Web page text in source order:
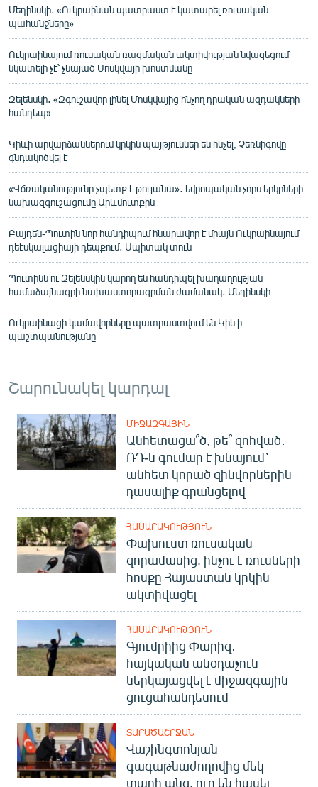
Մեդինսկի․ «Ուկրաինան պատրաստ է կատարել ռուսական
պահանջները»
Ուկրաինայում ռուսական ռազմական ակտիվության նվազեցում
նկատելի չէ՝ չնայած Մոսկվայի խոստմանը
Զելենսկի․ «Զգուշավոր լինել Մոսկվայից հնչող դրական ազդակների
հանդեպ»
Կիևի արվարձաններում կրկին պայթյուններ են հնչել, Չեռնիգովը
գնդակոծվել է
«Վճռականությունը չպետք է թուլանա»․ եվրոպական չորս երկրների
նախազգուշացումը Արևմուտքին
Բայդեն-Պուտին նոր հանդիպում հնարավոր է միայն Ուկրաինայում
դեէսկալացիայի դեպքում․ Սպիտակ տուն
Պուտինն ու Զելենսկին կարող են հանդիպել խաղաղության
համաձայնագրի նախաստորագրման ժամանակ․ Մեդինսկի
Ուկրաինացի կամավորները պատրաստվում են Կիևի
պաշտպանությանը
Շարունակել կարդալ
ՄԻՋԱԶԳԱՅԻՆ
Անհետացա՞ծ, թե՞ զոհված․
ՌԴ-ն գումար է խնայում՝
անհետ կորած զինվորներին
դասալիք գրանցելով
ՀԱՍԱՐԱԿՈՒԹՅՈՒՆ
Փախուստ ռուսական
զորամասից. ինչու է ռուսների
հոսքը Հայաստան կրկին
ակտիվացել
ՀԱՍԱՐԱԿՈՒԹՅՈՒՆ
Գյումրիից Փարիզ․
հայկական անօդաչուն
ներկայացվել է միջազգային
ցուցահանդեսում
ՏԱՐԱԾԱՇՐՋԱՆ
Վաշինգտոնյան
գագաթնաժողովից մեկ
տարի անց. ուր են հասել